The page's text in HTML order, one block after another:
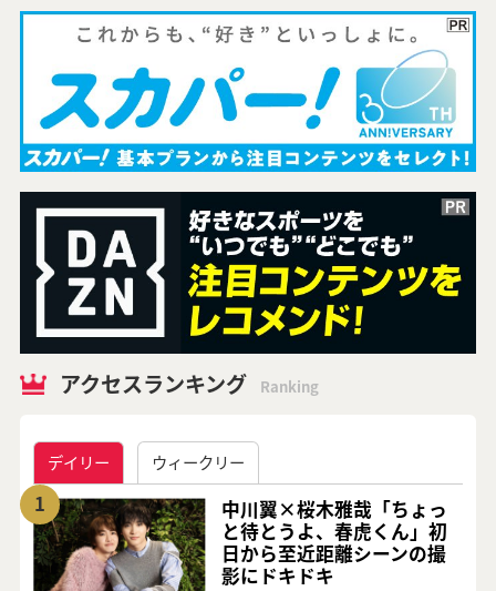
アクセスランキング Ranking
デイリー ウィークリー
1
中川翼×桜木雅哉「ちょっ
と待とうよ、春虎くん」初
日から至近距離シーンの撮
影にドキドキ